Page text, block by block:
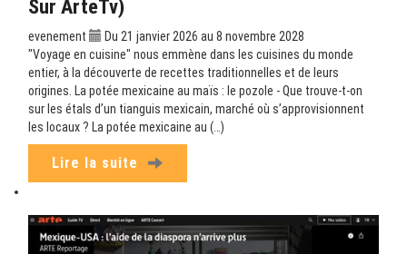
Sur ArteTv)
evenement
Du 21 janvier 2026 au 8 novembre 2028
"Voyage en cuisine" nous emmène dans les cuisines du monde
entier, à la découverte de recettes traditionnelles et de leurs
origines. La potée mexicaine au maïs : le pozole - Que trouve-t-on
sur les étals d’un tianguis mexicain, marché où s’approvisionnent
les locaux ? La potée mexicaine au (…)
Lire la suite